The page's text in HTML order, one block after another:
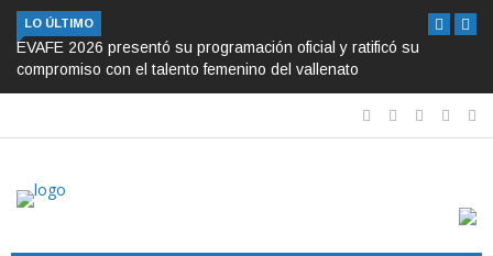
LO ÚLTIMO
EVAFE 2026 presentó su programación oficial y ratificó su
compromiso con el talento femenino del vallenato